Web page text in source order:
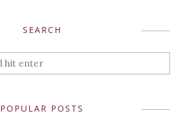
SEARCH
POPULAR POSTS